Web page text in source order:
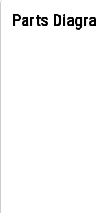
Parts